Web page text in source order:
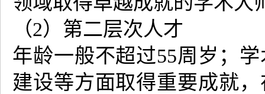
（2）第二层次人才
年龄一般不超过55周岁；
建设等方面取得重要成就